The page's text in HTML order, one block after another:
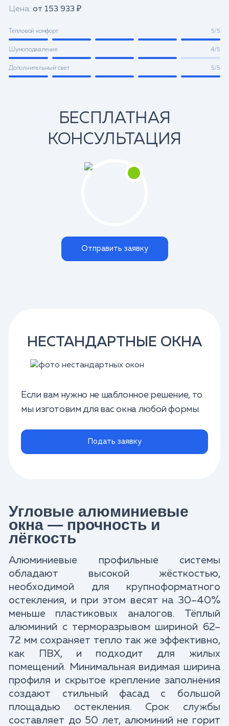
Цена: от 153 933 ₽
Тепловой комфорт 5/5
Шумоподавление 4/5
Дополнительный свет 5/5
БЕСПЛАТНАЯ
КОНСУЛЬТАЦИЯ
Отправить заявку
НЕСТАНДАРТНЫЕ ОКНА
Если вам нужно не шаблонное решение, то
мы изготовим для вас окна любой формы
Подать заявку
Угловые алюминиевые
окна — прочность и
лёгкость
Алюминиевые профильные системы
обладают высокой жёсткостью,
необходимой для крупноформатного
остекления, и при этом весят на 30–40%
меньше пластиковых аналогов. Тёплый
алюминий с терморазрывом шириной 62–
72 мм сохраняет тепло так же эффективно,
как ПВХ, и подходит для жилых
помещений. Минимальная видимая ширина
профиля и скрытое крепление заполнения
создают стильный фасад с большой
площадью остекления. Срок службы
составляет до 50 лет, алюминий не горит